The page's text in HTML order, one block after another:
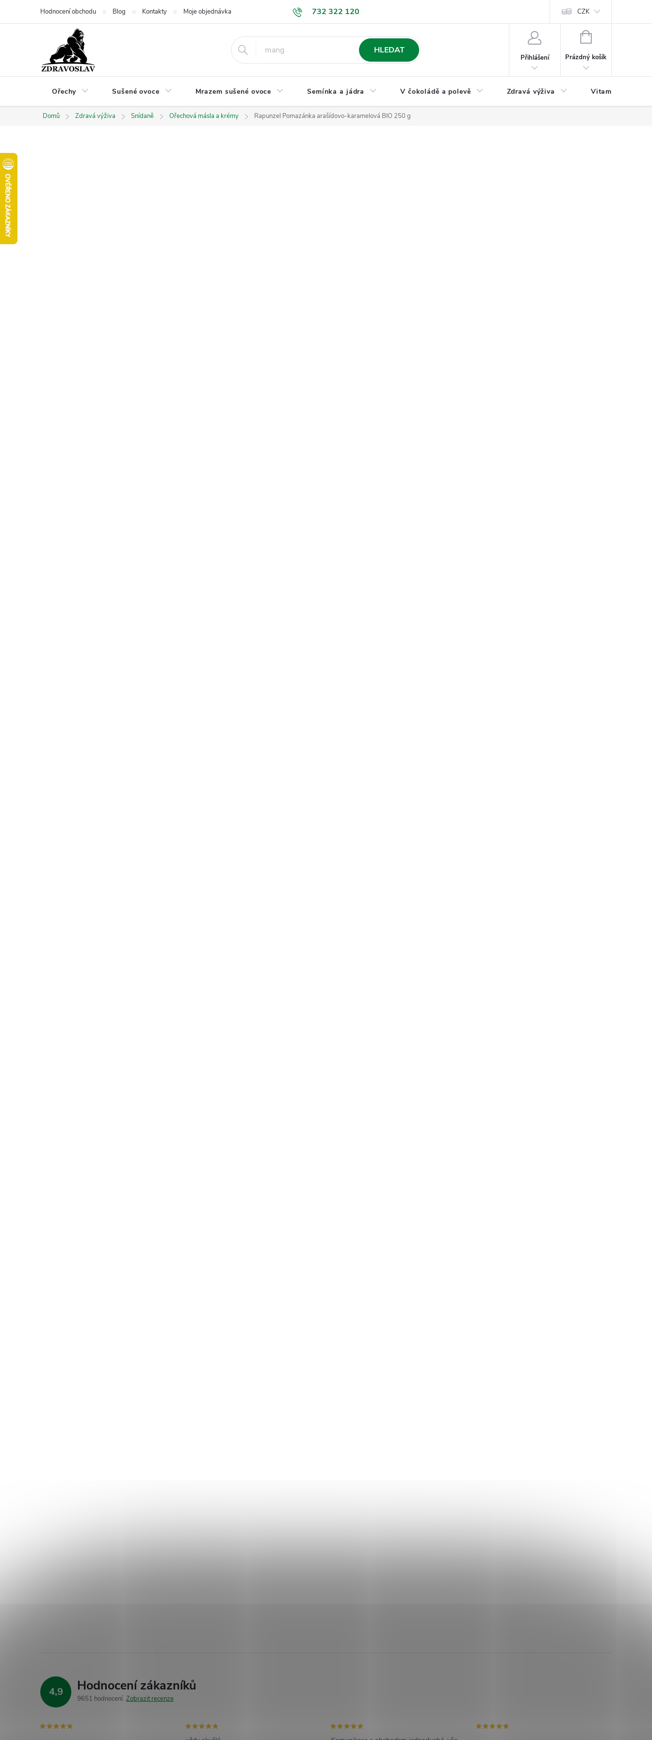
732 322 120
Hodnocení obchodu Blog Kontakty Moje objednávka GDPR a ochrana osobních údajů Jak nakupovat Formulář pro odstoupení od
CZK
HLEDAT
Přihlášení
NÁKUPNÍ
Prázdný košík
Ořechy Sušené ovoce Mrazem sušené ovoce Semínka a jádra V čokoládě a polevě Zdravá výživa Vitamíny a
Domů Zdravá výživa Snídaně Ořechová másla a krémy Rapunzel Pomazánka arašídovo-karamelová BIO 250 g
4,9 Hodnocení zákazníků
9651 hodnocení Zobrazit recenze